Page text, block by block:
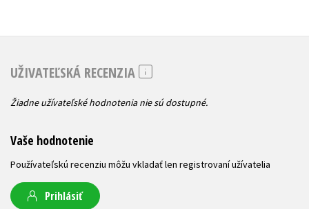
UŽIVATEĽSKÁ RECENZIA
Žiadne užívateľské hodnotenia nie sú dostupné.
Vaše hodnotenie
Používateľskú recenziu môžu vkladať len registrovaní užívatelia
Prihlásiť